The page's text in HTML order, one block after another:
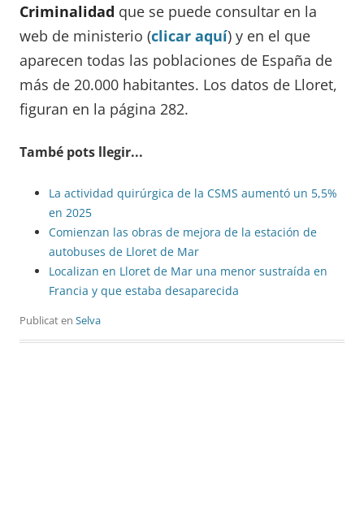
Criminalidad que se puede consultar en la
web de ministerio (clicar aquí) y en el que
aparecen todas las poblaciones de España de
más de 20.000 habitantes. Los datos de Lloret,
figuran en la página 282.
També pots llegir...
La actividad quirúrgica de la CSMS aumentó un 5,5%
en 2025
Comienzan las obras de mejora de la estación de
autobuses de Lloret de Mar
Localizan en Lloret de Mar una menor sustraída en
Francia y que estaba desaparecida
Publicat en Selva